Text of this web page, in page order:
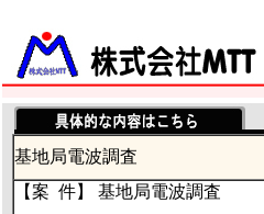
基地局電波調査
【案 件】 基地局電波調査